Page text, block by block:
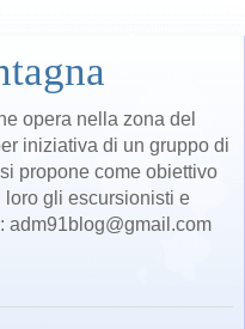
opera nella zona del
iniziativa di un gruppo di
propone come obiettivo
loro gli escursionisti e
adm91blog@gmail.com